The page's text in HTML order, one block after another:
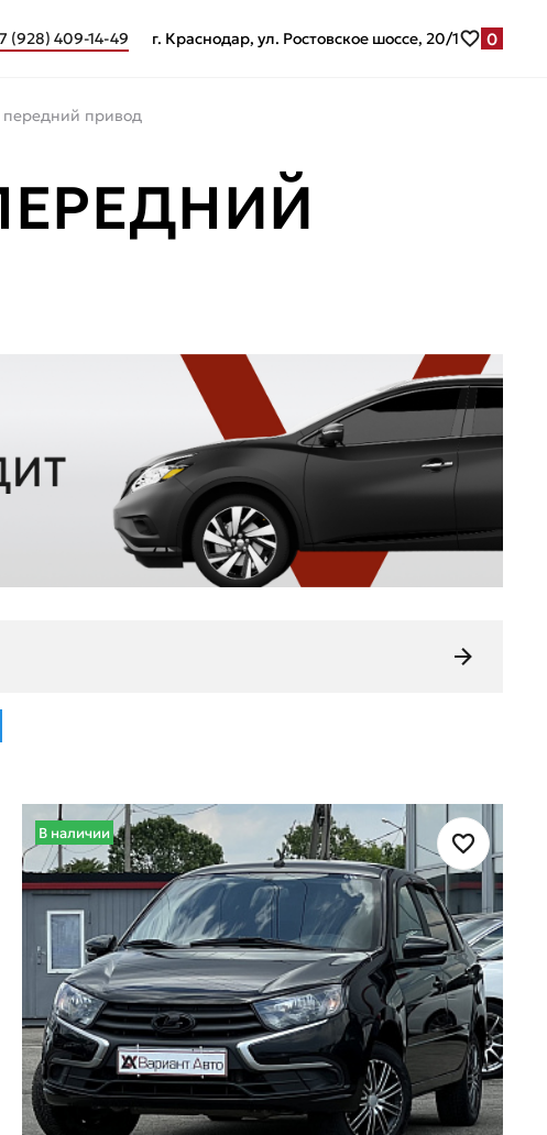
(928) 409-14-49 г. Краснодар, ул. Ростовское шоссе, 20/1 0
передний привод
В наличии